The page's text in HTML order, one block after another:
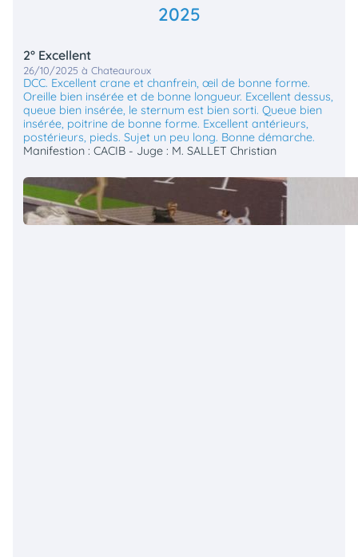
2025
2° Excellent
26/10/2025 à Chateauroux
DCC. Excellent crane et chanfrein, œil de bonne forme.
Oreille bien insérée et de bonne longueur. Excellent dessus,
queue bien insérée, le sternum est bien sorti. Queue bien
insérée, poitrine de bonne forme. Excellent antérieurs,
postérieurs, pieds. Sujet un peu long. Bonne démarche.
Manifestion : CACIB - Juge : M. SALLET Christian